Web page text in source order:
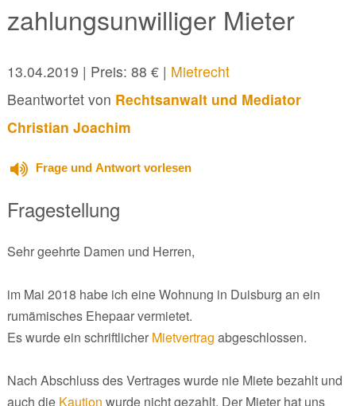
zahlungsunwilliger Mieter
13.04.2019 | Preis: 88 € | Mietrecht
Beantwortet von Rechtsanwalt und Mediator
Christian Joachim
Frage und Antwort vorlesen
Fragestellung
Sehr geehrte Damen und Herren,
im Mai 2018 habe ich eine Wohnung in Duisburg an ein
rumämisches Ehepaar vermietet.
Es wurde ein schriftlicher Mietvertrag abgeschlossen.
Nach Abschluss des Vertrages wurde nie Miete bezahlt und
auch die Kaution wurde nicht gezahlt. Der Mieter hat uns